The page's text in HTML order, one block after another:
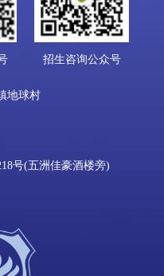
招生咨询公众号
地球村
号(五洲佳豪酒楼旁)